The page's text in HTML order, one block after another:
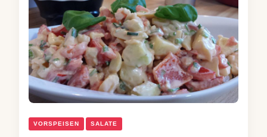
VORSPEISEN SALATE